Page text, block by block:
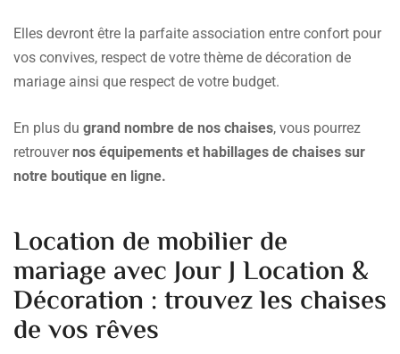
Elles devront être la parfaite association entre confort pour
vos convives, respect de votre thème de décoration de
mariage ainsi que respect de votre budget.
En plus du grand nombre de nos chaises, vous pourrez
retrouvernos équipements et habillages de chaises sur
notre boutique en ligne.
Location de mobilier de
mariage avec Jour J Location &
Décoration : trouvez les chaises
de vos rêves